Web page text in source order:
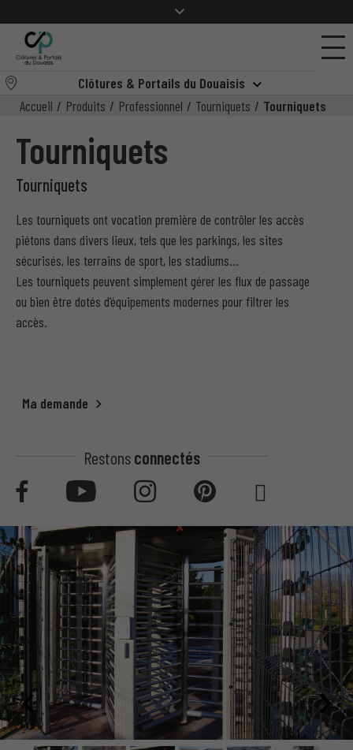
Clôtures & Portails du Douaisis
Accueil / Produits / Professionnel / Tourniquets / Tourniquets
Tourniquets
Tourniquets
Les tourniquets ont vocation première de contrôler les accès
piétons dans divers lieux, tels que les parkings, les sites
sécurisés, les terrains de sport, les stadiums…
Les tourniquets peuvent simplement gérer les flux de passage
ou bien être dotés d’équipements modernes pour filtrer les
accès.
Ma demande
Restonsconnectés